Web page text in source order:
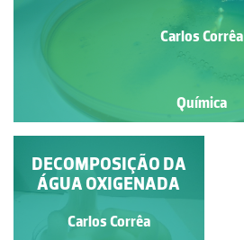
Carlos Corrêa
Química
TETRAAMINOCOBRE(II)
Carlos Corrêa
DECOMPOSIÇÃO DA
ÁGUA OXIGENADA
Carlos Corrêa